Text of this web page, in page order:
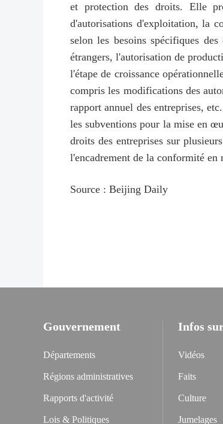
et protection des droits. Elle
d'autorisations d'exploitation, la
selon les besoins spécifiques
étrangers, l'autorisation de
l'étape de croissance
compris les modifications des
rapport annuel des entreprises,
les subventions pour la mise en
droits des entreprises sur
l'encadrement de la conformité en
Source : Beijing Daily
Gouvernement
Départements
Régions administratives
Rapports d'activité
Lois & Politiques
Infos
Vidéos
Faits
Culture
Jumelages